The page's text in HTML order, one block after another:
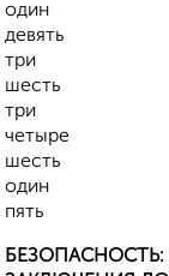
один
девять
три
шесть
три
четыре
шесть
один
пять